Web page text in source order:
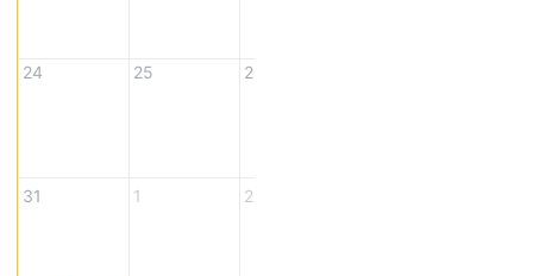
24 25 26
31 1 2